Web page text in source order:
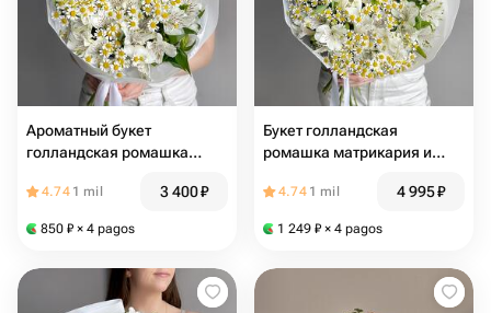
Ароматный букет
голландская ромашка
альстромерия
4.74 1 mil 3 400₽
850 ₽ × 4 pagos
Букет голландская
ромашка матрикария и
4.74 1 mil 4 995₽
1 249 ₽ × 4 pagos